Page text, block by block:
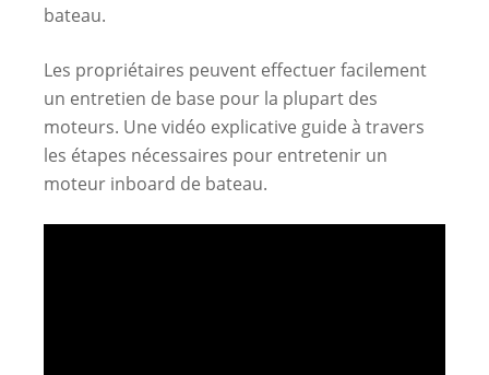
bateau.
Les propriétaires peuvent effectuer facilement
un entretien de base pour la plupart des
moteurs. Une vidéo explicative guide à travers
les étapes nécessaires pour entretenir un
moteur inboard de bateau.